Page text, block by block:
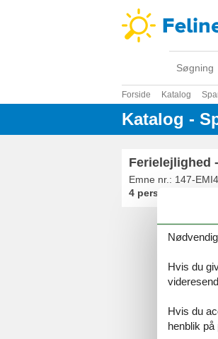
Søgning
Forside Katalog
Katalog -
Ferielejlighed
Emne nr.: 147-
4 personer
©Feline
Hvis du
Hvis du
henblik på